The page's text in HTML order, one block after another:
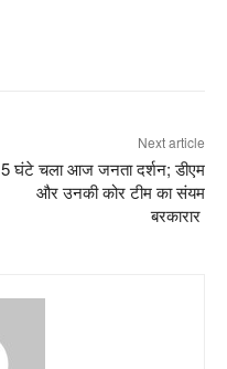
Next article
5 घंटे चला आज जनता दर्शन; डीएम
और उनकी कोर टीम का संयम
बरकारार